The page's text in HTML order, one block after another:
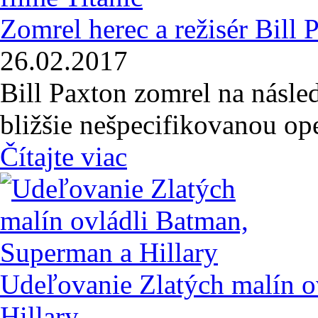
Zomrel herec a režisér Bill
26.02.2017
Bill Paxton zomrel na
bližšie nešpecifikovanou
Čítajte viac
Udeľovanie Zlatých malín